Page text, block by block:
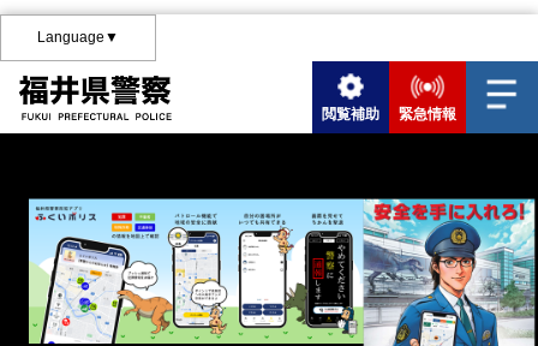
Language▼
閲覧補助 緊急情報